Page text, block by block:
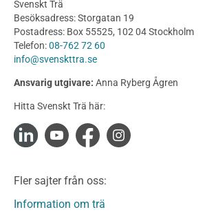
Utförande
Produkter
Konstruktionsvirke
Konstruktionsvirke Behandlat
Konstruktionsvirke Fingerskarvat
Konstruktionsvirke
Limträ
Fanerträ
Fanerträ Obehandlat
Svenskt Trä
Besöksadress: Storgatan 19
Postadress: Box 55525, 102 04 Stockholm
Telefon:08-762 72 60
info@svenskttra.se
Ansvarig utgivare: Anna Ryberg Ågren
Hitta Svenskt Trä här:
Fler sajter från oss:
Information om trä